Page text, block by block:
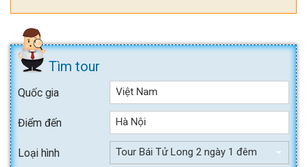
Tìm tour
Quốc gia Việt Nam
Điểm đến Hà Nội
Loại hình Tour Bái Tử Long 2 ngày 1 đêm